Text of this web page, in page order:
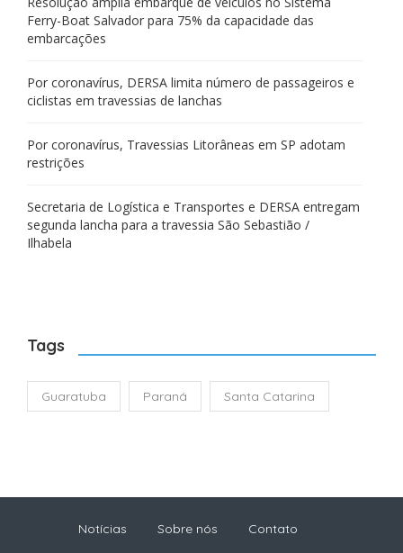
Ferry-Boat Salvador para 75% da capacidade das
embarcações
Por coronavírus, DERSA limita número de passageiros e
ciclistas em travessias de lanchas
Por coronavírus, Travessias Litorâneas em SP adotam
restrições
Secretaria de Logística e Transportes e DERSA entregam
segunda lancha para a travessia São Sebastião /
Ilhabela
Tags
Guaratuba Paraná Santa Catarina
Notícias Sobre nós Contato